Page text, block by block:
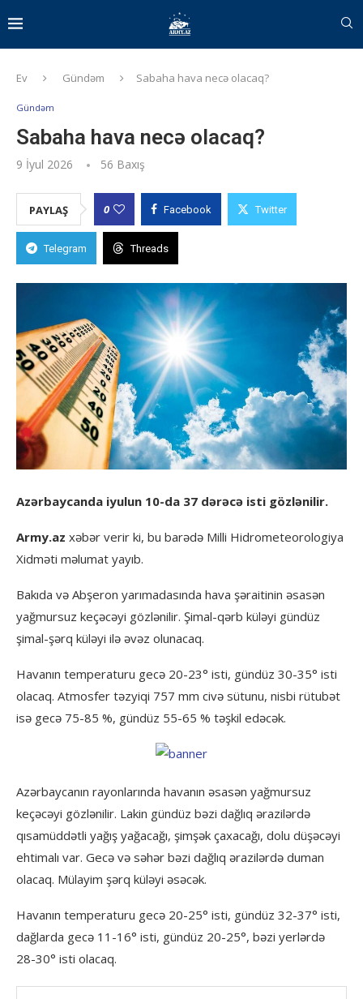
Ev Gündəm Sabaha hava necə olacaq?
Gündəm
Sabaha hava necə olacaq?
9 İyul 2026 56 Baxış
PAYLAŞ 0 Facebook Twitter
Telegram Threads
Azərbaycanda iyulun 10-da 37 dərəcə isti gözlənilir.
Army.az xəbər verir ki, bu barədə Milli Hidrometeorologiya
Xidməti məlumat yayıb.
Bakıda və Abşeron yarımadasında hava şəraitinin əsasən
yağmursuz keçəcəyi gözlənilir. Şimal-qərb küləyi gündüz
şimal-şərq küləyi ilə əvəz olunacaq.
Havanın temperaturu gecə 20-23° isti, gündüz 30-35° isti
olacaq. Atmosfer təzyiqi 757 mm civə sütunu, nisbi rütubət
isə gecə 75-85 %, gündüz 55-65 % təşkil edəcək.
Azərbaycanın rayonlarında havanın əsasən yağmursuz
keçəcəyi gözlənilir. Lakin gündüz bəzi dağlıq ərazilərdə
qısamüddətli yağış yağacağı, şimşək çaxacağı, dolu düşəcəyi
ehtimalı var. Gecə və səhər bəzi dağlıq ərazilərdə duman
olacaq. Mülayim şərq küləyi əsəcək.
Havanın temperaturu gecə 20-25° isti, gündüz 32-37° isti,
dağlarda gecə 11-16° isti, gündüz 20-25°, bəzi yerlərdə
28-30° isti olacaq.